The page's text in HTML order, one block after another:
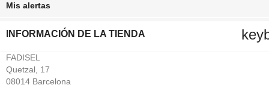
Mis alertas
INFORMACIÓN DE LA TIENDA
FADISEL
Quetzal, 17
08014 Barcelona